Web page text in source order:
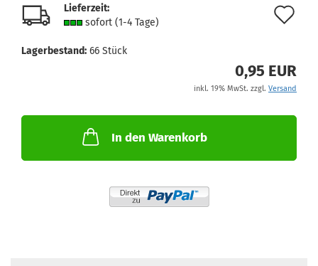
Lieferzeit:
sofort (1-4 Tage)
Lagerbestand: 66 Stück
0,95 EUR
inkl. 19% MwSt. zzgl. Versand
In den Warenkorb